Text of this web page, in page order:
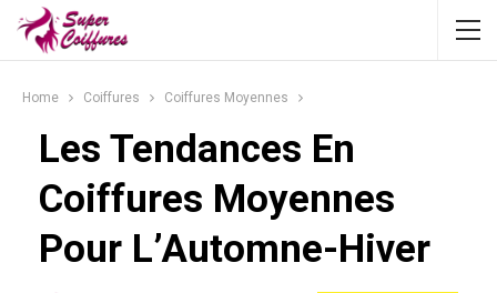
Home Coiffures Coiffures Moyennes
Les Tendances En
Coiffures Moyennes
Pour L’Automne-Hiver